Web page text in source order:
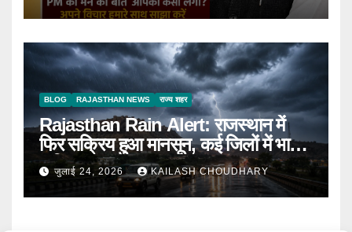
BLOG RAJASTHAN NEWS राज्य शहर
Rajasthan Rain Alert: राजस्थान में
फिर सक्रिय हुआ मानसून, कई जिलों में भारी
बारिश का Alert
जुलाई 24, 2026 KAILASH CHOUDHARY